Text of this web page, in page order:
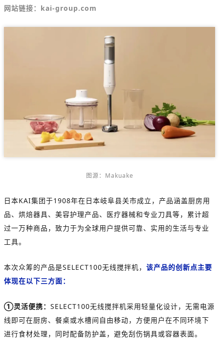
网站链接：kai-group.com
图源： Makuake
日本KAI集团于1908年在日本岐阜县关市成立，产品涵盖厨房用
品、烘焙器具、美容护理产品、医疗器械和专业刀具等，累计超
过一万种商品，致力于为全球用户提供可靠、实用的生活与专业
工具。
本次众筹的产品是SELECT100无线搅拌机， 该产品的创新点主要
体现在以下三方面：
①灵活便携： SELECT100无线搅拌机采用轻量化设计，无需电源
线即可在厨房、餐桌或水槽间自由移动，方便用户在不同环境下
进行食材处理，同时配备防护盖，避免刮伤锅具或容器表面。